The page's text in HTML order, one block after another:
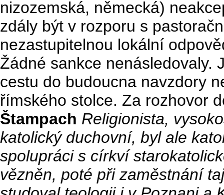
nizozemská, německá)
zdály být v rozporu s
nezastupitelnou lokální
Žádné sankce nenásledovaly.
cestu do budoucna navzdory
římského stolce. Za rozhovor
Štampach Religionista,
katolický duchovní, byl ale
spolupráci s církví
vězněn, poté při zaměstnání